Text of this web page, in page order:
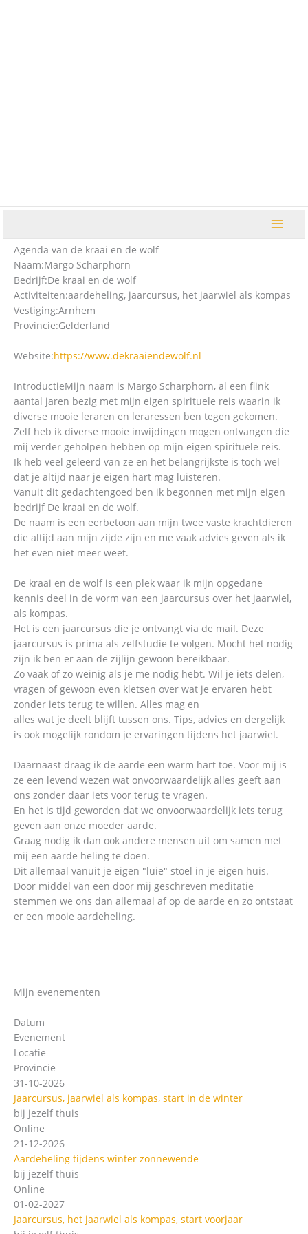
Agenda van de kraai en de wolf
Naam:Margo Scharphorn
Bedrijf:De kraai en de wolf
Activiteiten:aardeheling, jaarcursus, het jaarwiel als kompas
Vestiging:Arnhem
Provincie:Gelderland
Website:https://www.dekraaiendewolf.nl
IntroductieMijn naam is Margo Scharphorn, al een flink
aantal jaren bezig met mijn eigen spirituele reis waarin ik
diverse mooie leraren en leraressen ben tegen gekomen.
Zelf heb ik diverse mooie inwijdingen mogen ontvangen die
mij verder geholpen hebben op mijn eigen spirituele reis.
Ik heb veel geleerd van ze en het belangrijkste is toch wel
dat je altijd naar je eigen hart mag luisteren.
Vanuit dit gedachtengoed ben ik begonnen met mijn eigen
bedrijf De kraai en de wolf.
De naam is een eerbetoon aan mijn twee vaste krachtdieren
die altijd aan mijn zijde zijn en me vaak advies geven als ik
het even niet meer weet.
De kraai en de wolf is een plek waar ik mijn opgedane
kennis deel in de vorm van een jaarcursus over het jaarwiel,
als kompas.
Het is een jaarcursus die je ontvangt via de mail. Deze
jaarcursus is prima als zelfstudie te volgen. Mocht het nodig
zijn ik ben er aan de zijlijn gewoon bereikbaar.
Zo vaak of zo weinig als je me nodig hebt. Wil je iets delen,
vragen of gewoon even kletsen over wat je ervaren hebt
zonder iets terug te willen. Alles mag en
alles wat je deelt blijft tussen ons. Tips, advies en dergelijk
is ook mogelijk rondom je ervaringen tijdens het jaarwiel.
Daarnaast draag ik de aarde een warm hart toe. Voor mij is
ze een levend wezen wat onvoorwaardelijk alles geeft aan
ons zonder daar iets voor terug te vragen.
En het is tijd geworden dat we onvoorwaardelijk iets terug
geven aan onze moeder aarde.
Graag nodig ik dan ook andere mensen uit om samen met
mij een aarde heling te doen.
Dit allemaal vanuit je eigen "luie" stoel in je eigen huis.
Door middel van een door mij geschreven meditatie
stemmen we ons dan allemaal af op de aarde en zo ontstaat
er een mooie aardeheling.
Mijn evenementen
Datum
Evenement
Locatie
Provincie
31-10-2026
Jaarcursus, jaarwiel als kompas, start in de winter
bij jezelf thuis
Online
21-12-2026
Aardeheling tijdens winter zonnewende
bij jezelf thuis
Online
01-02-2027
Jaarcursus, het jaarwiel als kompas, start voorjaar